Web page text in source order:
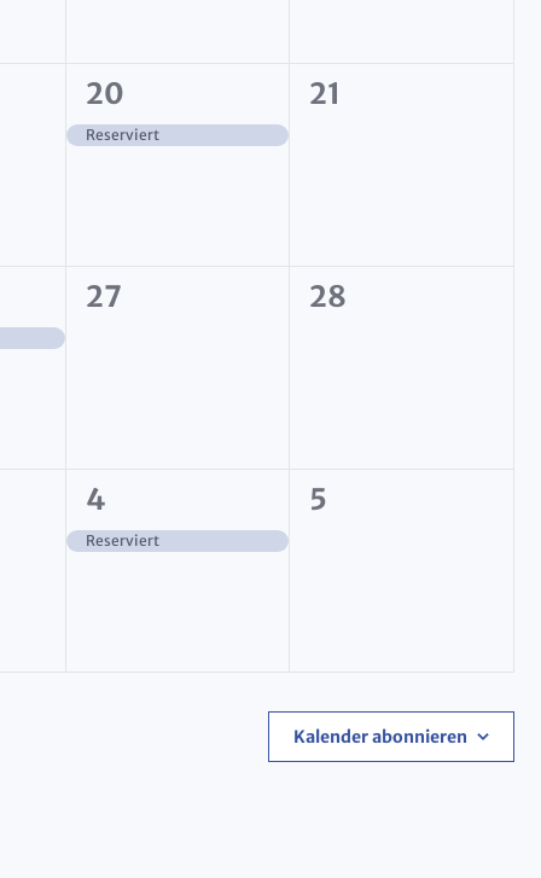
1
Veranstaltung,
20
Reserviert
0
21
0
27
0
28
1
Veranstaltung,
4
Reserviert
0
5
Kalender abonnieren